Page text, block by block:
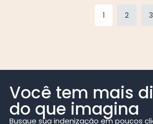
1 2 3
Você tem mais
do que imagina
Busque sua indenização em poucos